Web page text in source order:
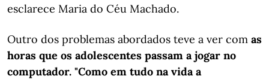
esclarece Maria do Céu Machado.
Outro dos problemas abordados teve a ver com as
horas que os adolescentes passam a jogar no
computador. "Como em tudo na vida a